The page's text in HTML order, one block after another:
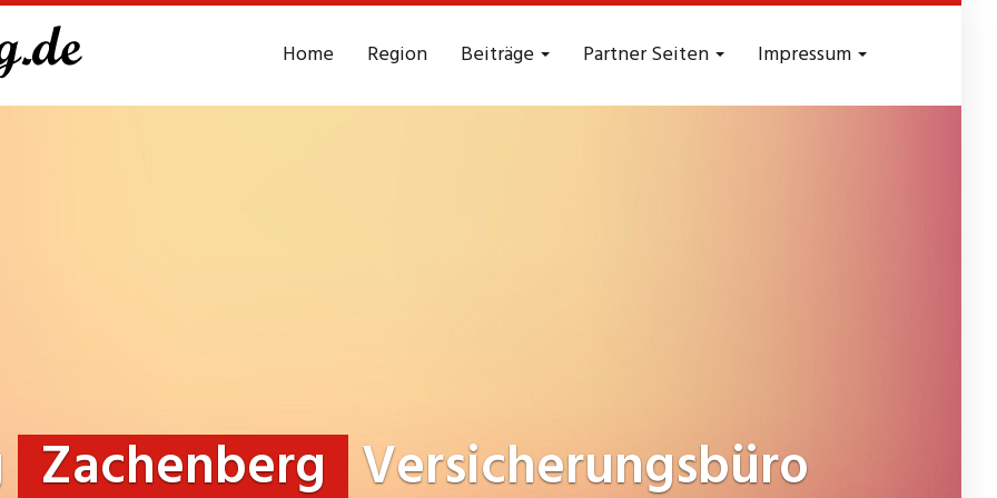
Home Region Beiträge Partner Seiten Impressum
Zachenberg Versicherungsbüro